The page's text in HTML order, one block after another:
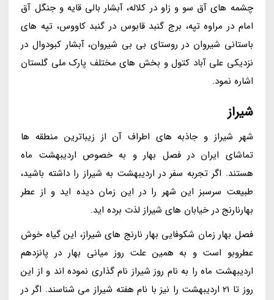
چشمه های آق سو و زاو در کلاله، آبشار بالی قایه و جنگل آق
امام در مراوه تپه، برج گنبد قابوس در گنبد کاووس، تپه های
باستانی شیروان در روستای بی بی شیروان، آبشار کبودوال در
نزدیکی علی آباد کتول و بخش های مختلف پارک ملی گلستان
اشاره نمود.
شیراز
شهر شیراز و جاذبه های اطراف آن از زیباترین منطقه ها
تماشای ایران در فصل بهار و به خصوص اردیبهشت ماه
هستند. اگر تجربه سفر در اردیبهشت به شیراز را داشته باشید،
طبیعت سرسبز این شهر را در این زمان دیده اید و از عطر
بهارنارنج در خیابان های شیراز لذت برده اید.
فصل بهار زمان شکوفایی بهار نارنج های شیراز، این گیاه خوش
عطروبو است و به همین علت روز میانی بهار در پانزدهم
اردیبهشت ماه را به نام روز شیراز نام گذاری نموده اند و از این
روز تا 21 اردیبهشت را نیز با نام هفته شیراز می شناسند. اگر در